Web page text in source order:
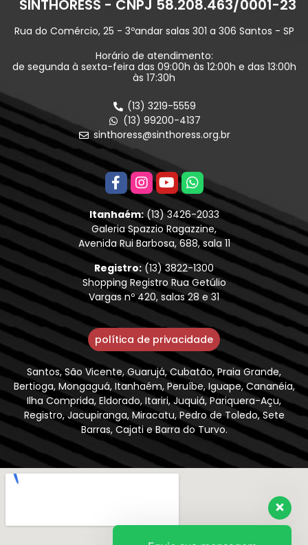
SINTHORESS - CNPJ 58.208.463/0001-23
Rua do Comércio, 25 - 3ºandar salas 301 a 306 Santos - SP
Horário de atendimento:
de segunda à sexta-feira das 09:00h às 12:00h e das 13:00h
às 17:30h
(13) 3219-5559
(13) 99200-4137
sinthoress@sinthoress.org.br
Itanhaém:(13) 3426-2033
Galeria Spazzio Ragazzine,
Avenida Rui Barbosa, 688, sala 11
Registro:(13) 3822-1300
Shopping Registro Rua Getúlio
Vargas nº 420, salas 28 e 31
política de privacidade
Santos, São Vicente, Guarujá, Cubatão, Praia Grande,
Bertioga, Mongaguá, Itanhaém, Peruíbe, Iguape, Cananéia,
Ilha Comprida, Eldorado, Itariri, Juquiá, Pariquera-Açu,
Registro, Jacupiranga, Miracatu, Pedro de Toledo, Sete
Barras, Cajati e Barra do Turvo.